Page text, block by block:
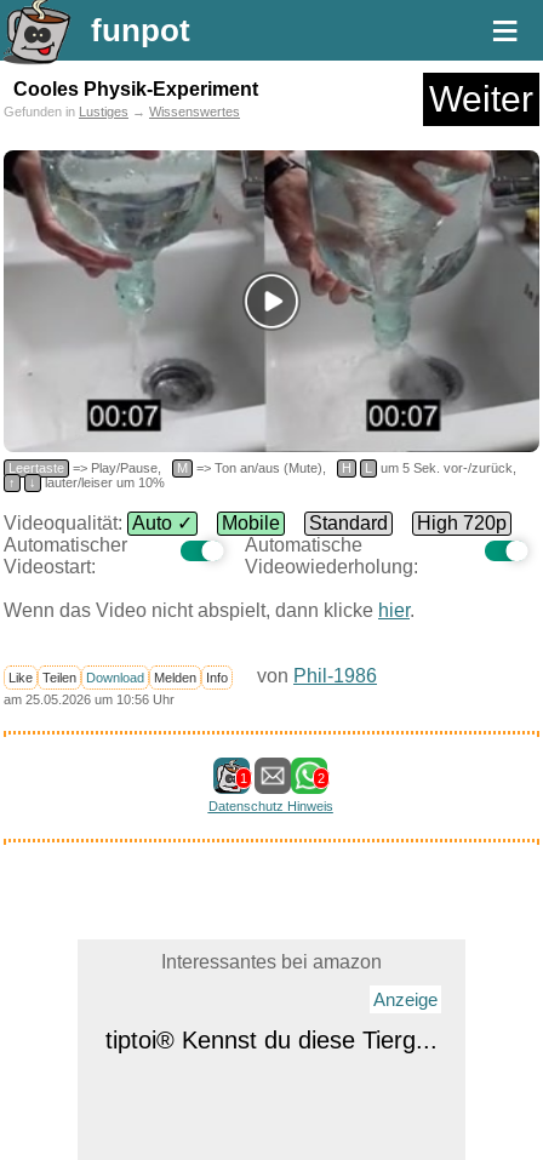
funpot ≡
Cooles Physik-Experiment Weiter
Gefunden in Lustiges → Wissenswertes
Leertaste => Play/Pause, M => Ton an/aus (Mute), H L
um 5 Sek. vor-/zurück,
↑
↓ lauter/leiser um 10%
Videoqualität: Auto ✓ Mobile Standard
High 720p
Automatischer
Videostart:
Automatische
Videowiederholung:
Wenn das Video nicht abspielt, dann klicke hier.
Like Teilen Download Melden Info von Phil-1986
am 25.05.2026 um 10:56 Uhr
1
2
Datenschutz Hinweis
Interessantes bei amazon
Anzeige